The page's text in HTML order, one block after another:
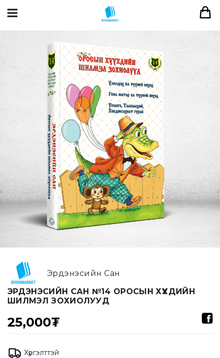
Эрдэнэсийн Сан
ЭРДЭНЭСИЙН САН №14 ОРОСЫН ХҮҮХДИЙН
ШИЛМЭЛ ЗОХИОЛУУД
25,000₮
Хүргэлттэй